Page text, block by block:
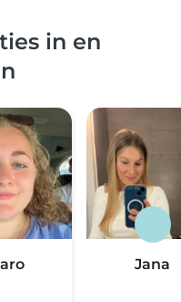
in en
Jana